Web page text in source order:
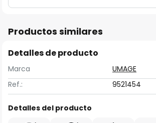
Productos similares
Detalles de producto
Marca
UMAGE
Ref.:
9521454
Detalles del producto